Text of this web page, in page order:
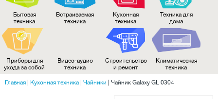
Бытовая
техника
Встраиваемая
техника
Кухонная
техника
Техника для
дома
Приборы для
ухода за собой
Видео-аудио
техника
Строительство
и ремонт
Климатическая
техника
Главная Кухонная техника| Чайники Чайник Galaxy GL 0304